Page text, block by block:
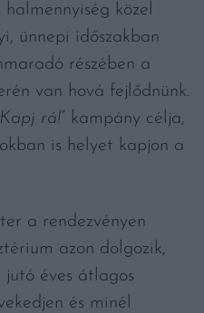
közel
ünnepi időszakban
részében a
van hová fejlődnünk.
Kapj rá! ” kampány célja,
is helyet kapjon a
a rendezvényen
azon dolgozik,
éves átlagos
és minél